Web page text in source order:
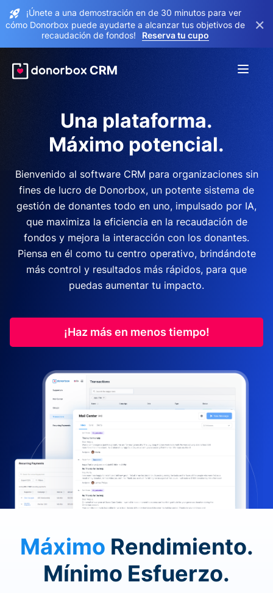
¡Únete a una demostración en de 30 minutos para ver
cómo Donorbox puede ayudarte a alcanzar tus objetivos de
recaudación de fondos!
Reserva tu cupo
×
Una plataforma.
Máximo potencial.
Bienvenido al software CRM para organizaciones sin
fines de lucro de Donorbox, un potente sistema de
gestión de donantes todo en uno, impulsado por IA,
que maximiza la eficiencia en la recaudación de
fondos y mejora la interacción con los donantes.
Piensa en él como tu centro operativo, brindándote
más control y resultados más rápidos, para que
puedas aumentar tu impacto.
¡Haz más en menos tiempo!
Máximo Rendimiento.
Mínimo Esfuerzo.